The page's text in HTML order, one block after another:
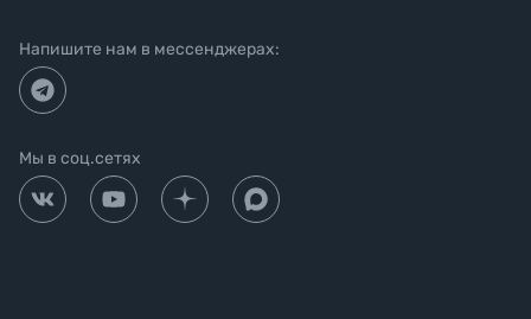
Напишите нам в мессенджерах:
Мы в соц.сетях